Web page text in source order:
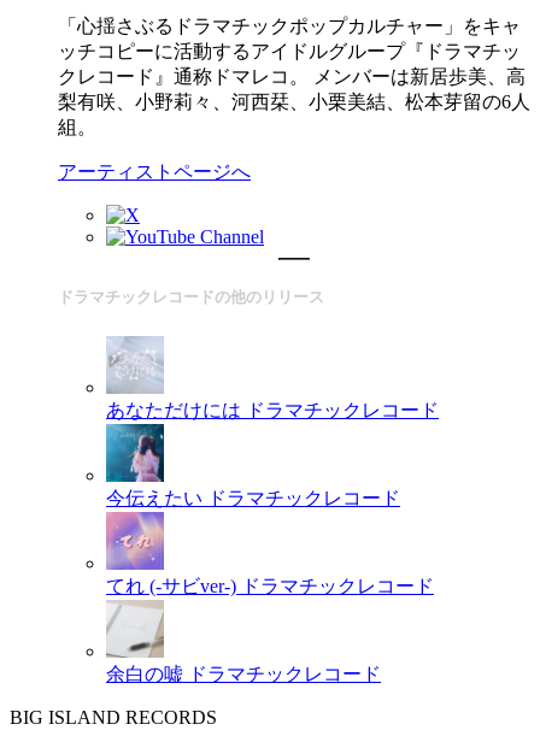
「心揺さぶるドラマチックポップカルチャー」をキャ
ッチコピーに活動するアイドルグループ『ドラマチッ
クレコード』通称ドマレコ。 メンバーは新居歩美、高
梨有咲、小野莉々、河西栞、小栗美結、松本芽留の6人
組。
アーティストページへ
ドラマチックレコードの他のリリース
あなただけには ドラマチックレコード
今伝えたい ドラマチックレコード
てれ (-サビver-) ドラマチックレコード
余白の嘘 ドラマチックレコード
BIG ISLAND RECORDS